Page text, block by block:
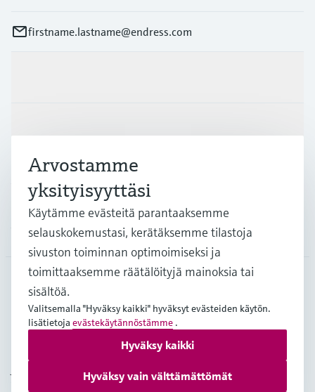
firstname.lastname@endress.com
Asiakastuki
Yritys
FIN•
Copyright © Endress+Hauser Group Services AG
Käyttöehdot
Tietosuojakäytäntö
Yleiset sopimusehdot
Arvostamme
yksityisyyttäsi
Käytämme evästeitä parantaaksemme
selauskokemustasi, kerätäksemme tilastoja
sivuston toiminnan optimoimiseksi ja
toimittaaksemme räätälöityjä mainoksia tai
sisältöä.
Valitsemalla "Hyväksy kaikki" hyväksyt evästeiden käytön.
lisätietoja evästekäytännöstämme .
Hyväksy vain välttämättömät
Hyväksy kaikki